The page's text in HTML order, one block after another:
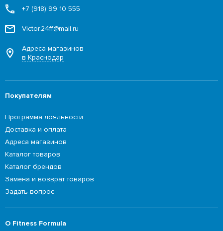
+7 (918) 99 10 555
Victor.24ff@mail.ru
Адреса магазинов
в Краснодар
Покупателям
Программа лояльности
Доставка и оплата
Адреса магазинов
Каталог товаров
Каталог брендов
Замена и возврат товаров
Задать вопрос
О Fitness Formula